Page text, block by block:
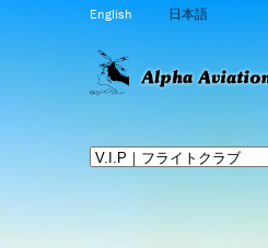
English 日本語